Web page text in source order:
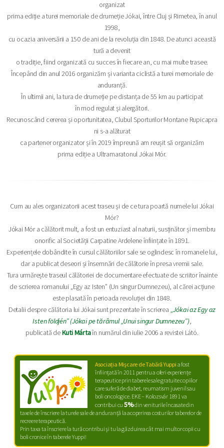
organizat
prima ediție a turei memoriale de drumeție Jókai, între Cluj și Rimetea, în anul
1998,
cu ocazia aniversării a 150 de ani de la revoluția din 1848. De atunci această
tură a devenit
o tradiție, fiind organizată cu succes în fiecare an, cu mai multe trasee.
Începând din anul 2016 organizăm și varianta ciclistă a turei memoriale de
anduranță.
În ultimii ani, la tura de drumeție pe distanța de 55 km au participat
în mod regulat și alergători.
Recunoscând cererea și oportunitatea, Clubul Sporturilor Montane Rupicapra
ni s-a alăturat
ca partener organizator și în 2019 împreună am reușit să organizăm
prima ediție a Ultramaratonul Jókai Mór.
Cum au ales organizatorii acest traseu și de ce tura poartă numele lui Jókai
Mór?
Jókai Mór a călătorit mult, a fost un entuziast al naturii, susținător și membru
onorific al Societății Carpatine Ardelene înființate în 1891.
Experiențele dobândite în cursul călătoriilor sale se oglindesc în romanele lui,
dar a publicat deseori și însemnări de călătorie în presa vremii sale.
Tura urmărește traseul călătoriei de documentare efectuate de scriitor înainte
de scrierea romanului „Egy az Isten” (Un singur Dumnezeu), al cărei acțiune
este plasată în perioada revoluției din 1848.
Detalii despre călătoria lui Jókai sunt prezentate în scrierea „Jókai az Egy az
Isten földjén” (Jókai pe tărâmul „Unui singur Dumnezeu”),
publicată deKuti Mártaîn numărul din iulie 2006 a revistei Látó.
Asociația Mişcare de Tabără Yuppi a fost
înființată în 2011 pentru a oferi experiențe
terapeutice prin taberele sale gratuite copiilor
care suferă de diabet, reumatism juvenil sau
boli oncologice. EKE – Kolozsvár 1891 va
contribui cu5%din veniturile încasate din
taxele de înscriere la turele sale de anduranță la acoperirea costurilor taberelor de
recreere terapeutică.
Prin taxa ta înscriere la tură contribui şi tu la găzduirea cât mai multor copii cu
boli cronice în taberele Yuppi!